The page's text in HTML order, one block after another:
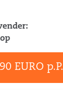
EURO p.P.